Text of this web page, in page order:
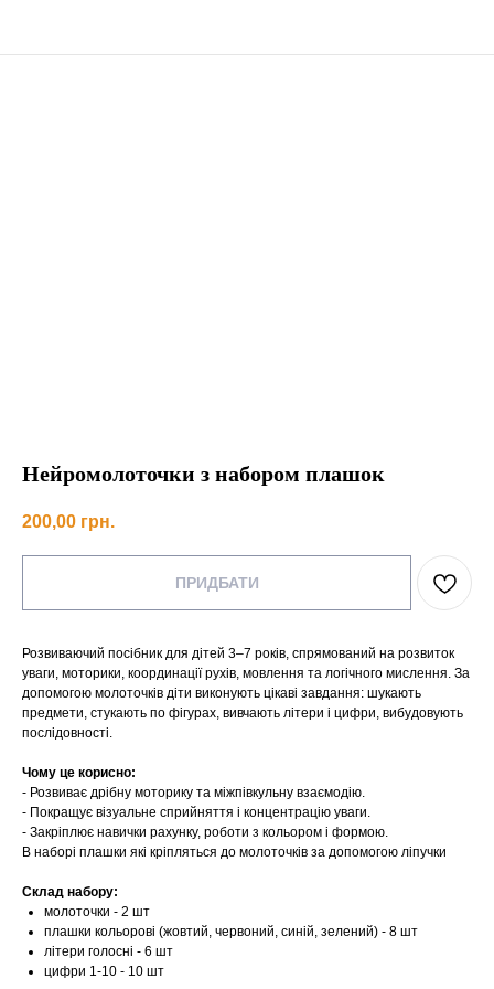
Нейромолоточки з набором плашок
200,00 грн.
ПРИДБАТИ
Розвиваючий посібник для дітей 3–7 років, спрямований на розвиток
уваги, моторики, координації рухів, мовлення та логічного мислення. За
допомогою молоточків діти виконують цікаві завдання: шукають
предмети, стукають по фігурах, вивчають літери і цифри, вибудовують
послідовності.
Чому це корисно:
- Розвиває дрібну моторику та міжпівкульну взаємодію.
- Покращує візуальне сприйняття і концентрацію уваги.
- Закріплює навички рахунку, роботи з кольором і формою.
В наборі плашки які кріпляться до молоточків за допомогою ліпучки
Склад набору:
молоточки - 2 шт
плашки кольорові (жовтий, червоний, синій, зелений) - 8 шт
літери голосні - 6 шт
цифри 1-10 - 10 шт